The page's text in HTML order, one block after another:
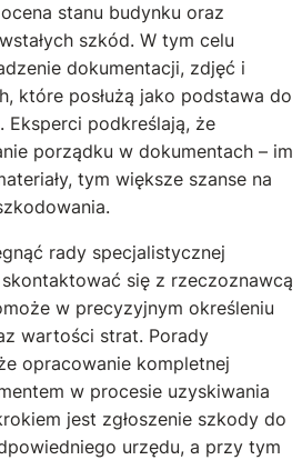
stanu budynku oraz
szkód. W tym celu
dokumentacji, zdjęć i
które posłużą jako podstawa do
Eksperci podkreślają, że
porządku w dokumentach – im
tym większe szanse na
rady specjalistycznej
się z rzeczoznawcą
w precyzyjnym określeniu
wartości strat. Porady
opracowanie kompletnej
w procesie uzyskiwania
jest zgłoszenie szkody do
urzędu, a przy tym